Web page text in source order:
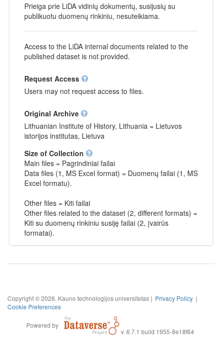
Prieiga prie LiDA vidinių dokumentų, susijusių su
publikuotu duomenų rinkiniu, nesuteikiama.
Access to the LiDA internal documents related to the
published dataset is not provided.
Request Access
Users may not request access to files.
Original Archive
Lithuanian Institute of History, Lithuania = Lietuvos
istorijos institutas, Lietuva
Size of Collection
Main files = Pagrindiniai failai
Data files (1, MS Excel format) = Duomenų failai (1, MS
Excel formatu).
Other files = Kiti failai
Other files related to the dataset (2, different formats) =
Kiti su duomenų rinkiniu susiję failai (2, įvairūs
formatai).
Copyright © 2026, Kauno technologijos universitetas | Privacy Policy |
Cookie Preferences
Powered by
v. 6.7.1 build 1955-8e18f64